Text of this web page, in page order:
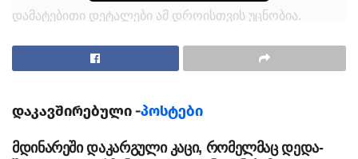
დამატებითი დეტალები ამ დროისთვის უცნობია.
დაკავშირებული -პოსტები
მდინარეში დაკარგული კაცი, რომელმაც დედა-